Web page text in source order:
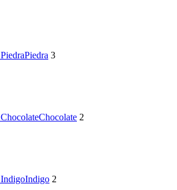
PiedraPiedra 3
ChocolateChocolate 2
IndigoIndigo 2